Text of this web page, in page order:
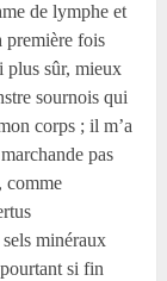
de lymphe et
première fois
plus sûr, mieux
sournois qui
corps ; il m’a
pas
comme
minéraux
si fin